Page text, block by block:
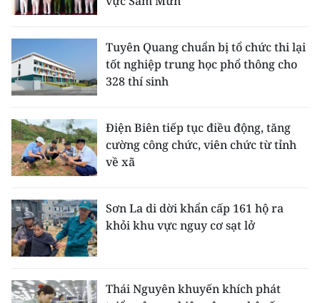
Tuyên Quang chuẩn bị tổ chức thi lại
tốt nghiệp trung học phổ thông cho
328 thí sinh
Điện Biên tiếp tục điều động, tăng
cường công chức, viên chức từ tỉnh
về xã
Sơn La di dời khẩn cấp 161 hộ ra
khỏi khu vực nguy cơ sạt lở
Thái Nguyên khuyến khích phát